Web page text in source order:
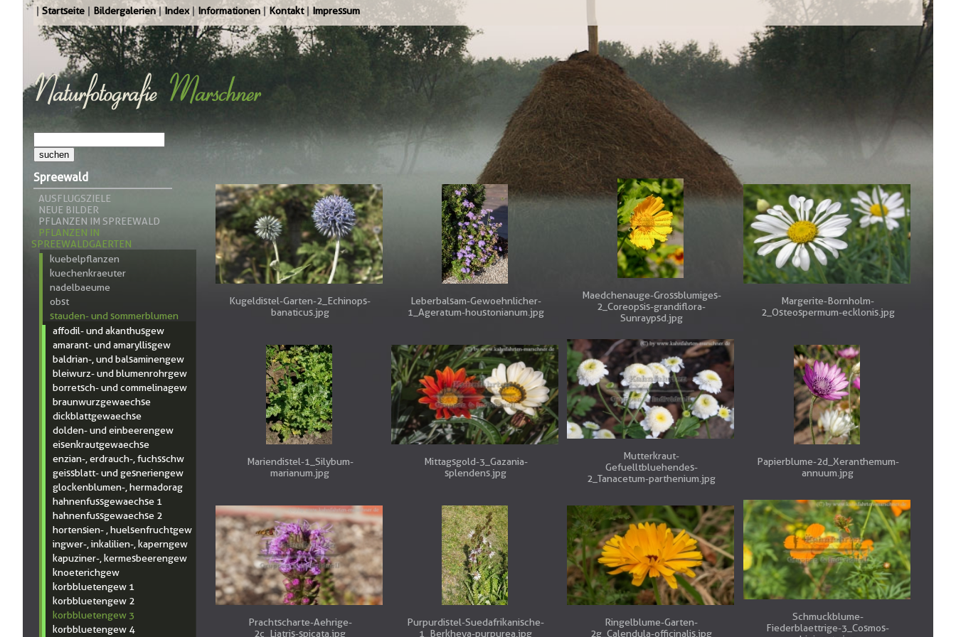
Startseite Bildergalerien Index Informationen Kontakt Impressum
Spreewald
AUSFLUGSZIELE
NEUE BILDER
PFLANZEN IM SPREEWALD
PFLANZEN IN
SPREEWALDGAERTEN
kuebelpflanzen
kuechenkraeuter
nadelbaeume
obst
stauden- und sommerblumen
affodil- und akanthusgew
amarant- und amaryllisgew
baldrian-, und balsaminengew
bleiwurz- und blumenrohrgew
borretsch- und commelinagew
braunwurzgewaechse
dickblattgewaechse
dolden- und einbeerengew
eisenkrautgewaechse
enzian-, erdrauch-, fuchsschw
geissblatt- und gesneriengew
glockenblumen-, hermadorag
hahnenfussgewaechse 1
hahnenfussgewaechse 2
hortensien- , huelsenfruchtgew
ingwer-, inkalilien-, kaperngew
kapuziner-, kermesbeerengew
knoeterichgew
korbbluetengew 1
korbbluetengew 2
korbbluetengew 3
korbbluetengew 4
Kugeldistel-Garten-2_Echinops-
banaticus.jpg
Leberbalsam-Gewoehnlicher-
1_Ageratum-houstonianum.jpg
Maedchenauge-Grossblumiges-
2_Coreopsis-grandiflora-
Sunraypsd.jpg
Margerite-Bornholm-
2_Osteospermum-ecklonis.jpg
Mariendistel-1_Silybum-
marianum.jpg
Mittagsgold-3_Gazania-
splendens.jpg
Mutterkraut-
Gefuelltbluehendes-
2_Tanacetum-parthenium.jpg
Papierblume-2d_Xeranthemum-
annuum.jpg
Prachtscharte-Aehrige-
2c_Liatris-spicata.jpg
Purpurdistel-Suedafrikanische-
1_Berkheya-purpurea.jpg
Ringelblume-Garten-
2g_Calendula-officinalis.jpg
Schmuckblume-
Fiederblaettrige-3_Cosmos-